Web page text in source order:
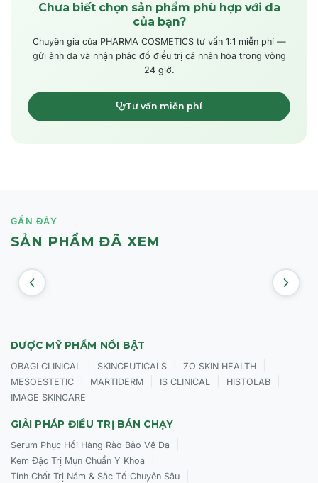
Chưa biết chọn sản phẩm phù hợp với da
của bạn?
Chuyên gia của PHARMA COSMETICS tư vấn 1:1 miễn phí —
gửi ảnh da và nhận phác đồ điều trị cá nhân hóa trong vòng
24 giờ.
Tư vấn miễn phí
GẦN ĐÂY
SẢN PHẨM ĐÃ XEM
DƯỢC MỸ PHẨM NỔI BẬT
OBAGI CLINICAL SKINCEUTICALS ZO SKIN HEALTH
MESOESTETIC MARTIDERM IS CLINICAL HISTOLAB
IMAGE SKINCARE
GIẢI PHÁP ĐIỀU TRỊ BÁN CHẠY
Serum Phục Hồi Hàng Rào Bảo Vệ Da
Kem Đặc Trị Mụn Chuẩn Y Khoa
Tinh Chất Trị Nám & Sắc Tố Chuyên Sâu